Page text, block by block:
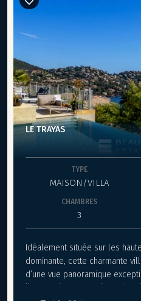
LE TRAYAS
TYPE
MAISON/VILLA
CHAMBRES
3
Idéalement située sur les
dominante, cette charmante
d’une vue panoramique